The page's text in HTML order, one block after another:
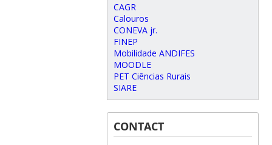
CAGR
Calouros
CONEVA jr.
FINEP
Mobilidade ANDIFES
MOODLE
PET Ciências Rurais
SIARE
CONTACT